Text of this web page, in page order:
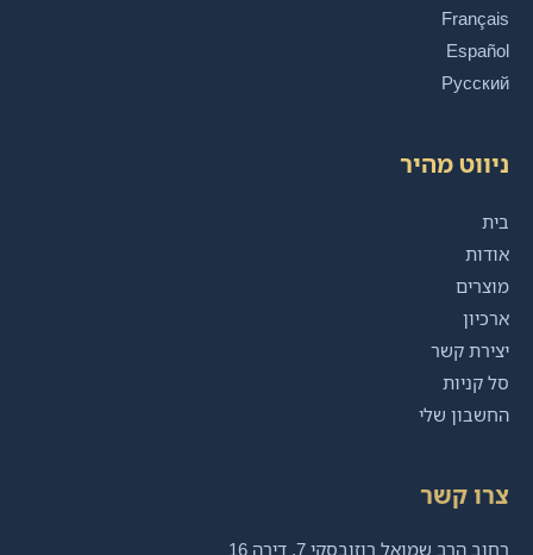
Français
Español
Русский
ניווט מהיר
בית
אודות
מוצרים
ארכיון
יצירת קשר
סל קניות
החשבון שלי
צרו קשר
רחוב הרב שמואל רוזובסקי 7, דירה 16